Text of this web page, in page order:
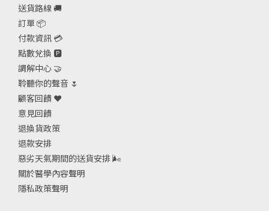
送貨路線 🚚
訂單 📦
付款資訊 💳
點數兌換 🅿️
調解中心 🤝
聆聽你的聲音 🌷
顧客回饋 ❤️
意見回饋
退換貨政策
退款安排
惡劣天氣期間的送貨安排🌬
關於醫學內容聲明
隱私政策聲明